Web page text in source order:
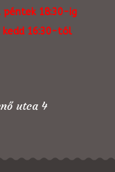
18:30-ig
16:30-tól
utca 4